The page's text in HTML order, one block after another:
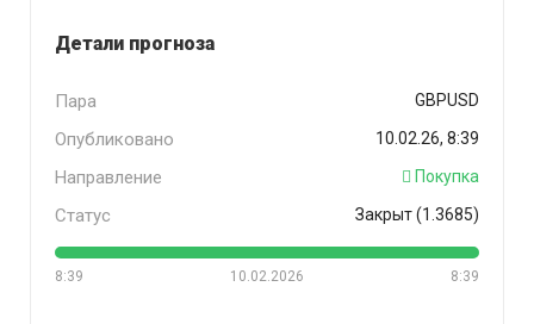
Детали прогноза
Пара GBPUSD
Опубликовано 10.02.26, 8:39
Направление Покупка
Статус Закрыт (1.3685)
8:39 8:39
10.02.2026